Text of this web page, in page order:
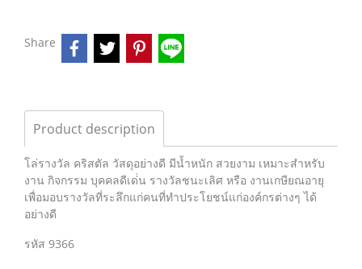
Share
Product description
โล่รางวัล คริสตัล วัสดุอย่างดี มีน้ำหนัก สวยงาม เหมาะสำหรับ
งาน กิจกรรม บุคคลดีเด่่น รางวัลชนะเลิศ หรือ งานเกษียณอายุ
เพื่อมอบรางวัลที่ระลึกแก่คนที่ทำประโยชน์แก่องค์กรต่างๆ ได้
อย่างดี
รหัส 9366